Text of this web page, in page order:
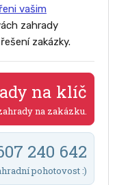
vašim
zahrady
zakázky.
na klíč
na zakázku.
240 642
pohotovost :)